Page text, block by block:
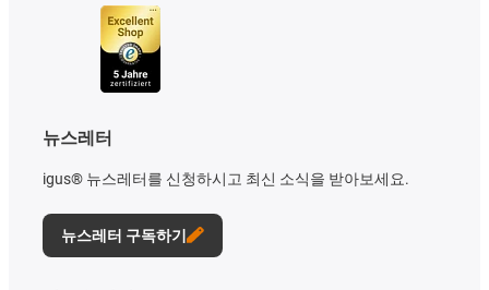
뉴스레터
igus® 뉴스레터를 신청하시고 최신 소식을 받아보세요.
뉴스레터 구독하기